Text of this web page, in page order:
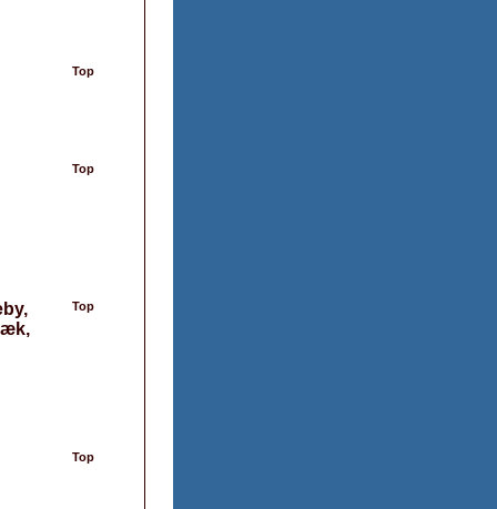
Top
Top
Top
Top